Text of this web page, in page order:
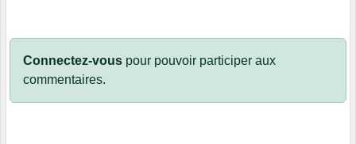
Connectez-vous pour pouvoir participer aux
commentaires.